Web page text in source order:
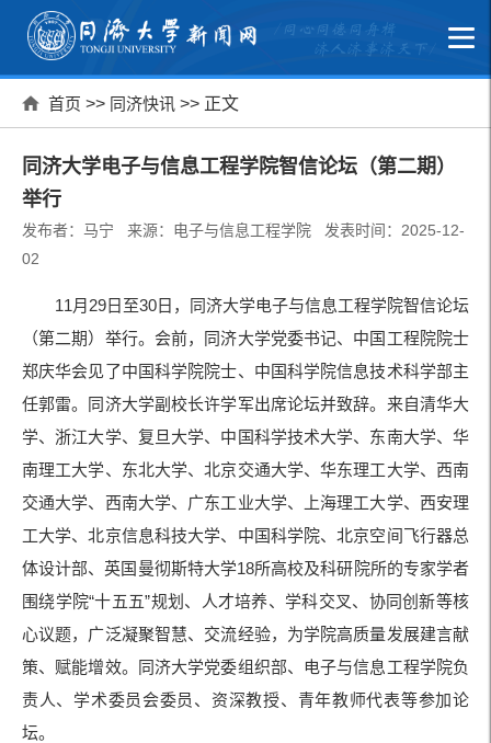
首页 >> 同济快讯 >> 正文
同济大学电子与信息工程学院智信论坛（第二期）
举行
发布者：马宁 来源：电子与信息工程学院 发表时间：2025-12-
02
11月29日至30日，同济大学电子与信息工程学院智信论坛
（第二期）举行。会前，同济大学党委书记、中国工程院院士
郑庆华会见了中国科学院院士、中国科学院信息技术科学部主
任郭雷。同济大学副校长许学军出席论坛并致辞。来自清华大
学、浙江大学、复旦大学、中国科学技术大学、东南大学、华
南理工大学、东北大学、北京交通大学、华东理工大学、西南
交通大学、西南大学、广东工业大学、上海理工大学、西安理
工大学、北京信息科技大学、中国科学院、北京空间飞行器总
体设计部、英国曼彻斯特大学18所高校及科研院所的专家学者
围绕学院“十五五”规划、人才培养、学科交叉、协同创新等核
心议题，广泛凝聚智慧、交流经验，为学院高质量发展建言献
策、赋能增效。同济大学党委组织部、电子与信息工程学院负
责人、学术委员会委员、资深教授、青年教师代表等参加论
坛。